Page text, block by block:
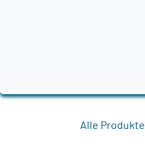
Alle Produkte